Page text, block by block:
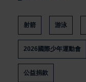
射箭 游泳
2026國際少年運動會
公益捐款